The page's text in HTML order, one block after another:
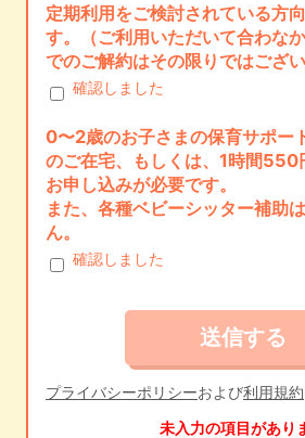
定期利用をご検討されている方
す。（ご利用いただいて合わな
でのご解約はその限りではござい
確認しました
0〜2歳のお子さまの保育サポー
のご在宅、もしくは、1時間550
お申し込みが必要です。
また、各種ベビーシッター補助
ん。
確認しました
プライバシーポリシーおよび利用規約
未入力の項目があり